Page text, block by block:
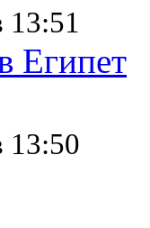
13:51
Египет
13:50